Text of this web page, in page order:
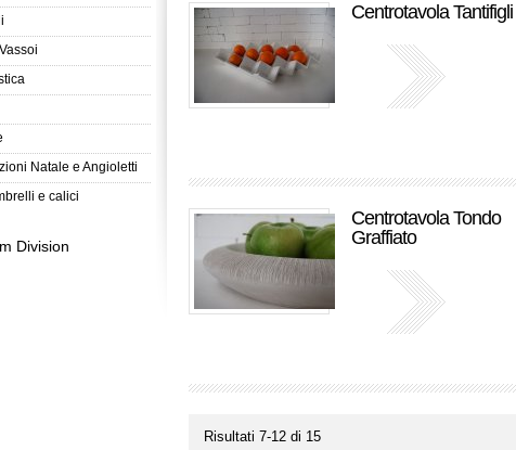
Natale e Angioletti
e calici
Division
Centrotavola Tantifigli
Centrotavola Tondo
Graffiato
Risultati 7-12 di 15